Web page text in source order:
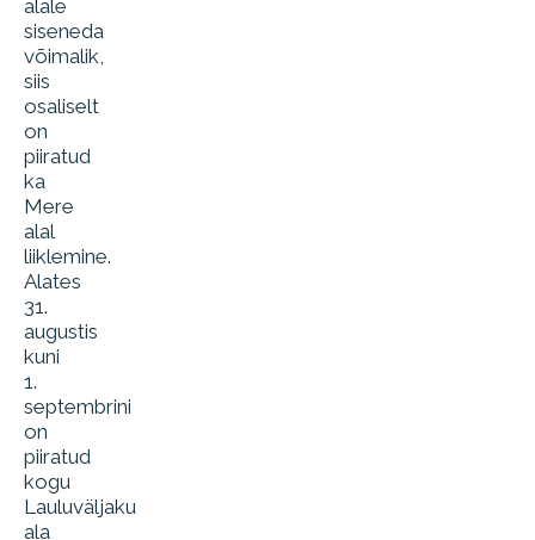
alale
siseneda
võimalik,
siis
osaliselt
on
piiratud
ka
Mere
alal
liiklemine.
Alates
31.
augustis
kuni
1.
septembrini
on
piiratud
kogu
Lauluväljaku
ala